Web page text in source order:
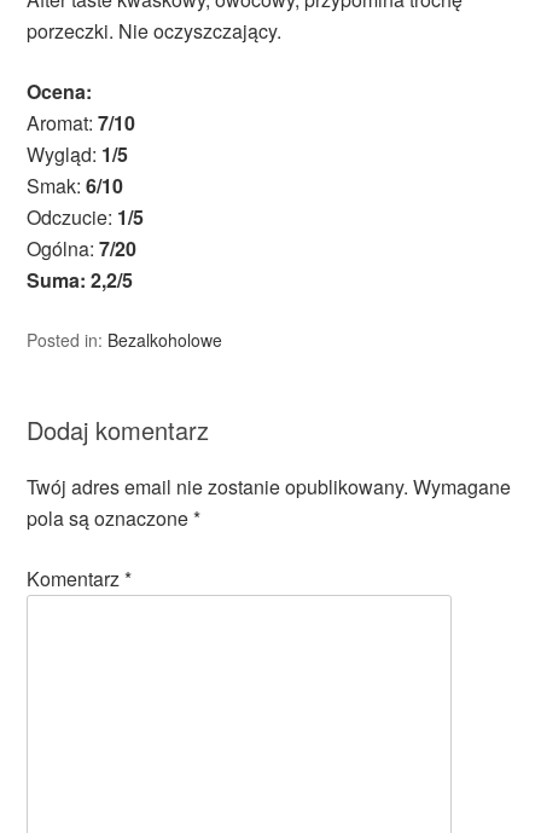
porzeczki. Nie oczyszczający.
Ocena:
Aromat:7/10
Wygląd: 1/5
Smak:6/10
Odczucie: 1/5
Ogólna:7/20
Suma: 2,2/5
Posted in: Bezalkoholowe
Dodaj komentarz
Twój adres email nie zostanie opublikowany. Wymagane
pola są oznaczone*
Komentarz*